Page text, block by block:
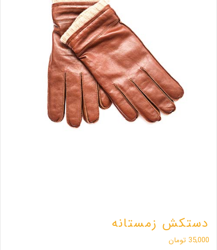
دستکش زمستانه
35,000 تومان